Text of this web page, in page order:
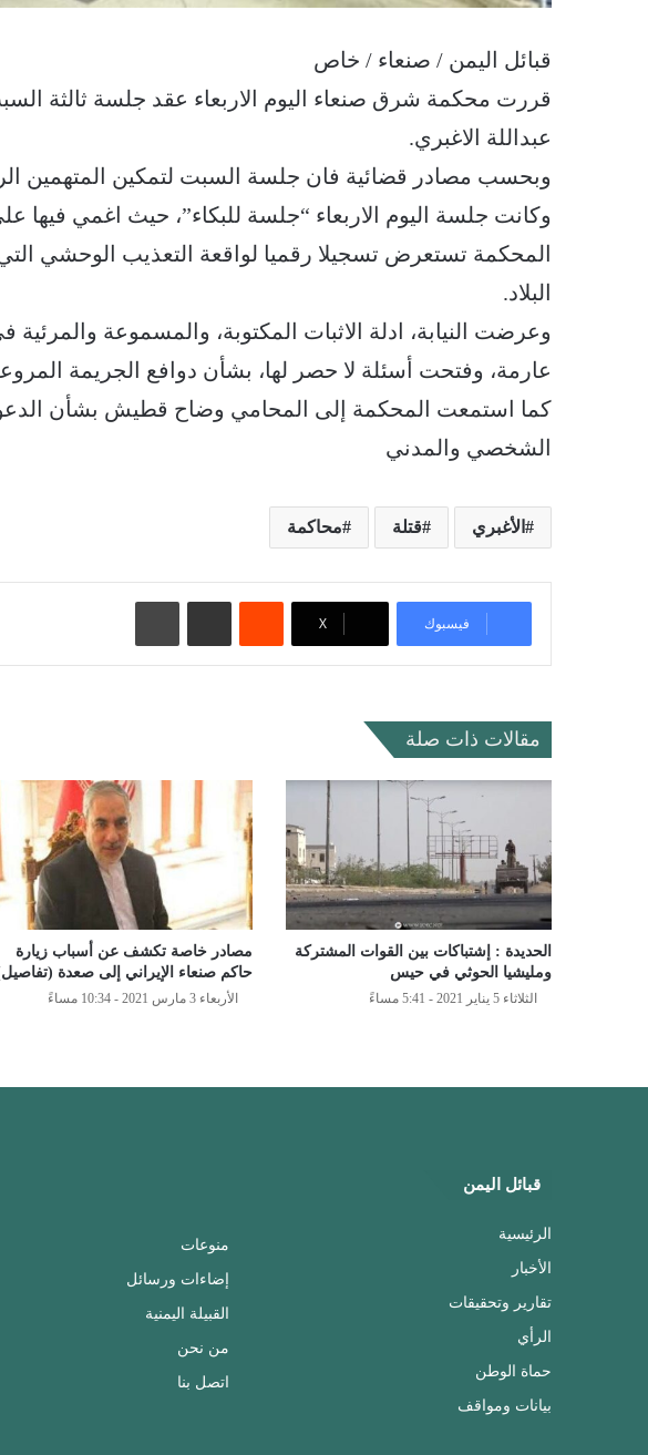
قبائل اليمن / صنعاء / خاص
قررت محكمة شرق صنعاء اليوم الاربعاء عقد جلسة ثالثة
عبداللة الاغبري.
وبحسب مصادر قضائية فان جلسة السبت لتمكين المتهمين
وكانت جلسة اليوم الاربعاء “جلسة للبكاء”، حيث اغمي فيها
المحكمة تستعرض تسجيلا رقميا لواقعة التعذيب الوحشي
البلاد.
وعرضت النيابة، ادلة الاثبات المكتوبة، والمسموعة
عارمة، وفتحت أسئلة لا حصر لها، بشأن دوافع الجريمة
كما استمعت المحكمة إلى المحامي وضاح قطيش بشأن
الشخصي والمدني
الأغبري قتلة محاكمة
فيسبوك ‫X
مقالات ذات صلة
الحديدة : إشتباكات بين القوات المشتركة
ومليشيا الحوثي في حيس
الثلاثاء 5 يناير 2021 - 5:41 مساءً
مصادر خاصة تكشف عن أسباب زيارة
حاكم صنعاء الإيراني إلى صعدة
الأربعاء 3 مارس 2021 - 10:34 مساءً
قبائل اليمن
الرئيسية
الأخبار
تقارير وتحقيقات
الرأي
حماة الوطن
بيانات ومواقف
منوعات
إضاءات ورسائل
القبيلة اليمنية
من نحن
اتصل بنا